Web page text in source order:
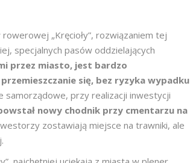
„Kręcioły”, rozwiązaniem tej
specjalnych pasów oddzielających
przez miasto, jest bardzo
się, bez ryzyka wypadku
samorządowe, przy realizacji inwestycji
nowy chodnik przy cmentarzu na
zostawiają miejsce na trawniki, ale